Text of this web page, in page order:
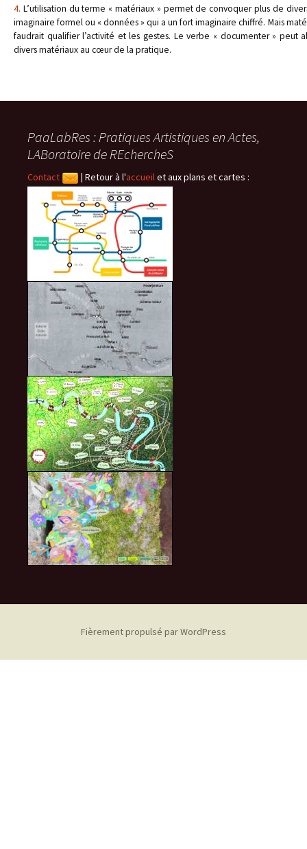
4. L’utilisation du terme « matériaux » permet de convoquer plus de
imaginaire formel ou « données » qui a un fort imaginaire chiffré. Mais
faudrait qualifier l’activité et les gestes. Le verbe « documenter » peut
divers matériaux au cœur de la pratique.
PaaLabRes : Pratiques Artistiques en Actes,
LABoratoire de REchercheS
Contact | Retour à l'accueilet aux plans et cartes :
Fièrement propulsé par WordPress